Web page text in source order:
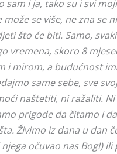
sam i ja, tako su i svi
se više, ne zna se
što će biti. Samo,
vremena, skoro 8
i mirom, a budućnost
same sebe, sve
naštetiti, ni ražaliti.
prigode da čitamo i
Živimo iz dana u dan
očuvao nas Bog!) ili